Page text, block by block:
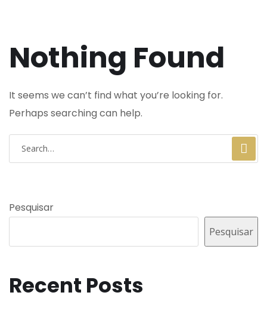
Nothing Found
It seems we can’t find what you’re looking for.
Perhaps searching can help.
Pesquisar
Pesquisar
Recent Posts